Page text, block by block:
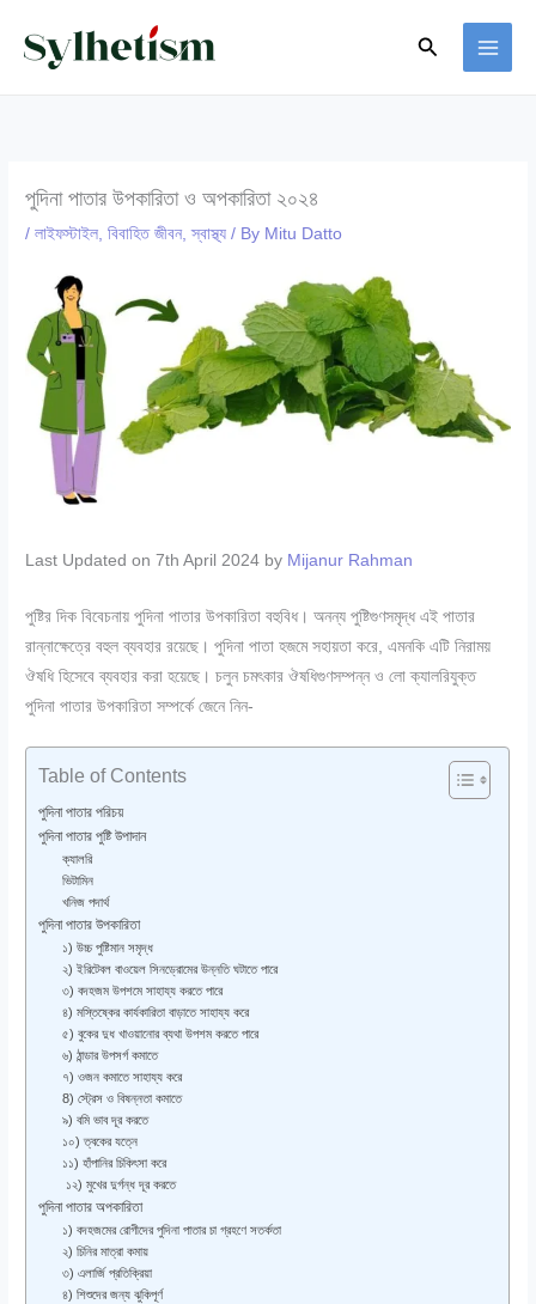
content
Search
পুদিনা পাতার উপকারিতা ও অপকারিতা ২০২৪
/লাইফস্টাইল,বিবাহিত জীবন,স্বাস্থ্য / By Mitu Datto
Last Updated on 7th April 2024 by Mijanur Rahman
পুষ্টির দিক বিবেচনায় পুদিনা পাতার উপকারিতা বহুবিধ। অনন্য পুষ্টিগুণসমৃদ্ধ এই পাতার
রান্নাক্ষেত্রে বহুল ব্যবহার রয়েছে। পুদিনা পাতা হজমে সহায়তা করে, এমনকি এটি নিরাময়
ঔষধি হিসেবে ব্যবহার করা হয়েছে। চলুন চমৎকার ঔষধিগুণসম্পন্ন ও লো ক্যালরিযুক্ত
পুদিনা পাতার উপকারিতা সম্পর্কে জেনে নিন-
Table of Contents
পুদিনা পাতার পরিচয়
পুদিনা পাতার পুষ্টি উপাদান
ক্যালরি
ভিটামিন
খনিজ পদার্থ
পুদিনা পাতার উপকারিতা
১) উচ্চ পুষ্টিমান সমৃদ্ধ
২) ইরিটেবল বাওয়েল সিনড্রোমের উন্নতি ঘটাতে পারে
৩) বদহজম উপশমে সাহায্য করতে পারে
৪) মস্তিষ্কের কার্যকারিতা বাড়াতে সাহায্য করে
৫) বুকের দুধ খাওয়ানোর ব্যথা উপশম করতে পারে
৬) ঠান্ডার উপসর্গ কমাতে
৭) ওজন কমাতে সাহায্য করে
8) স্ট্রেস ও বিষন্নতা কমাতে
৯) বমি ভাব দূর করতে
১০) ত্বকের যত্নে
১১) হাঁপানির চিকিৎসা করে
১২) মুখের দুর্গন্ধ দূর করতে
পুদিনা পাতার অপকারিতা
১) বদহজমের রোগীদের পুদিনা পাতার চা গ্রহণে সতর্কতা
২) চিনির মাত্রা কমায়
৩) এলার্জি প্রতিক্রিয়া
৪) শিশুদের জন্য ঝুকিপূর্ণ